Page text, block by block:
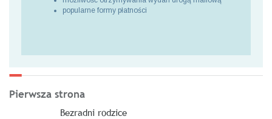
popularne formy płatności
Pierwsza strona
Bezradni rodzice